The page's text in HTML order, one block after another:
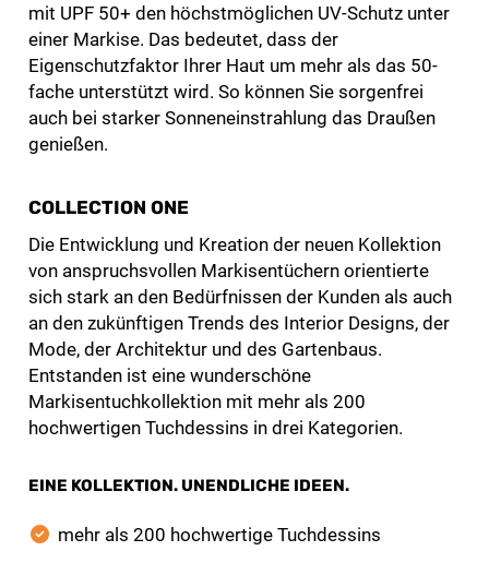
mit UPF 50+ den höchstmöglichen UV-Schutz unter
einer Markise. Das bedeutet, dass der
Eigenschutzfaktor Ihrer Haut um mehr als das 50-
fache unterstützt wird. So können Sie sorgenfrei
auch bei starker Sonneneinstrahlung das Draußen
genießen.
COLLECTION ONE
Die Entwicklung und Kreation der neuen Kollektion
von anspruchsvollen Markisentüchern orientierte
sich stark an den Bedürfnissen der Kunden als auch
an den zukünftigen Trends des Interior Designs, der
Mode, der Architektur und des Gartenbaus.
Entstanden ist eine wunderschöne
Markisentuchkollektion mit mehr als 200
hochwertigen Tuchdessins in drei Kategorien.
EINE KOLLEKTION. UNENDLICHE IDEEN.
mehr als 200 hochwertige Tuchdessins